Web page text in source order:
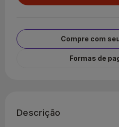
Compre com
Formas de
Descrição